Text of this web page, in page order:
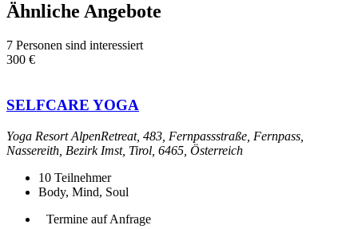
Ähnliche Angebote
7 Personen sind interessiert
300 €
SELFCARE YOGA
Yoga Resort AlpenRetreat, 483, Fernpassstraße, Fernpass,
Nassereith, Bezirk Imst, Tirol, 6465, Österreich
10 Teilnehmer
Body, Mind, Soul
Termine auf Anfrage